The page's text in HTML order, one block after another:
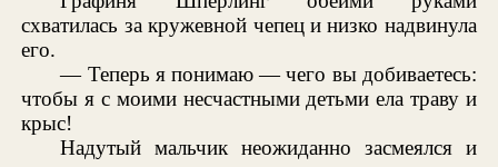
схватилась за кружевной чепец и низко надвинула
его.
— Теперь я понимаю — чего вы добиваетесь:
чтобы я с моими несчастными детьми ела траву и
крыс!
Надутый мальчик неожиданно засмеялся и